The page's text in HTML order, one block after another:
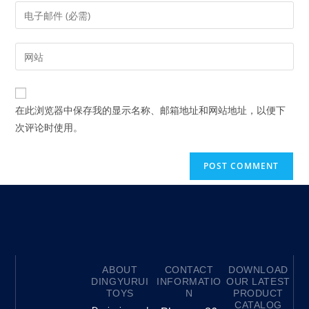
在此浏览器中保存我的显示名称、邮箱地址和网站地址，以便下
次评论时使用。
ABOUT
DINGYURUI
TOYS
CONTACT
INFORMATIO
N
DOWNLOAD
OUR LATEST
PRODUCT
CATALOG